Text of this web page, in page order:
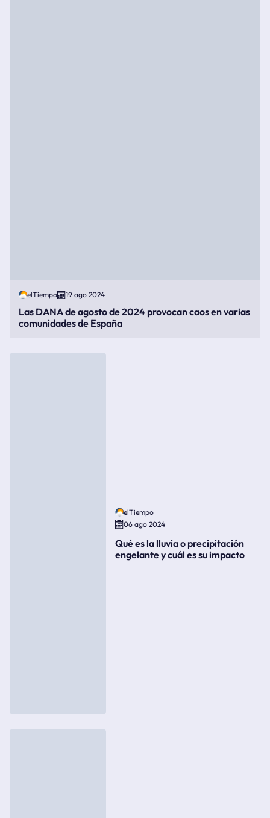
elTiempo 19 ago 2024
Las DANA de agosto de 2024 provocan caos en varias
comunidades de España
elTiempo
06 ago 2024
Qué es la lluvia o precipitación
engelante y cuál es su impacto